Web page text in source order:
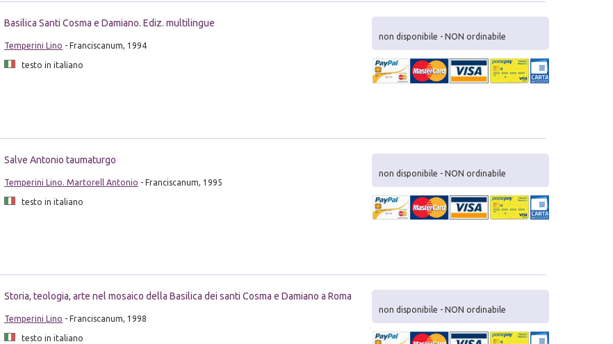
Basilica Santi Cosma e Damiano. Ediz. multilingue
Temperini Lino - Franciscanum, 1994
testo in italiano
non disponibile - NON ordinabile
Salve Antonio taumaturgo
Temperini Lino. Martorell Antonio - Franciscanum, 1995
testo in italiano
non disponibile - NON ordinabile
Storia, teologia, arte nel mosaico della Basilica dei santi Cosma e Damiano a Roma
Temperini Lino - Franciscanum, 1998
testo in italiano
non disponibile - NON ordinabile